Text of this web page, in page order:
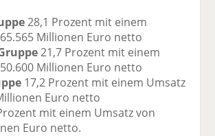
28,1 Prozent mit einem
Millionen Euro netto
21,7 Prozent mit einem
Millionen Euro netto
17,2 Prozent mit einem Umsatz
Euro netto
mit einem Umsatz von
Euro netto.